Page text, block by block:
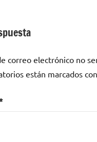
correo electrónico no
están marcados con